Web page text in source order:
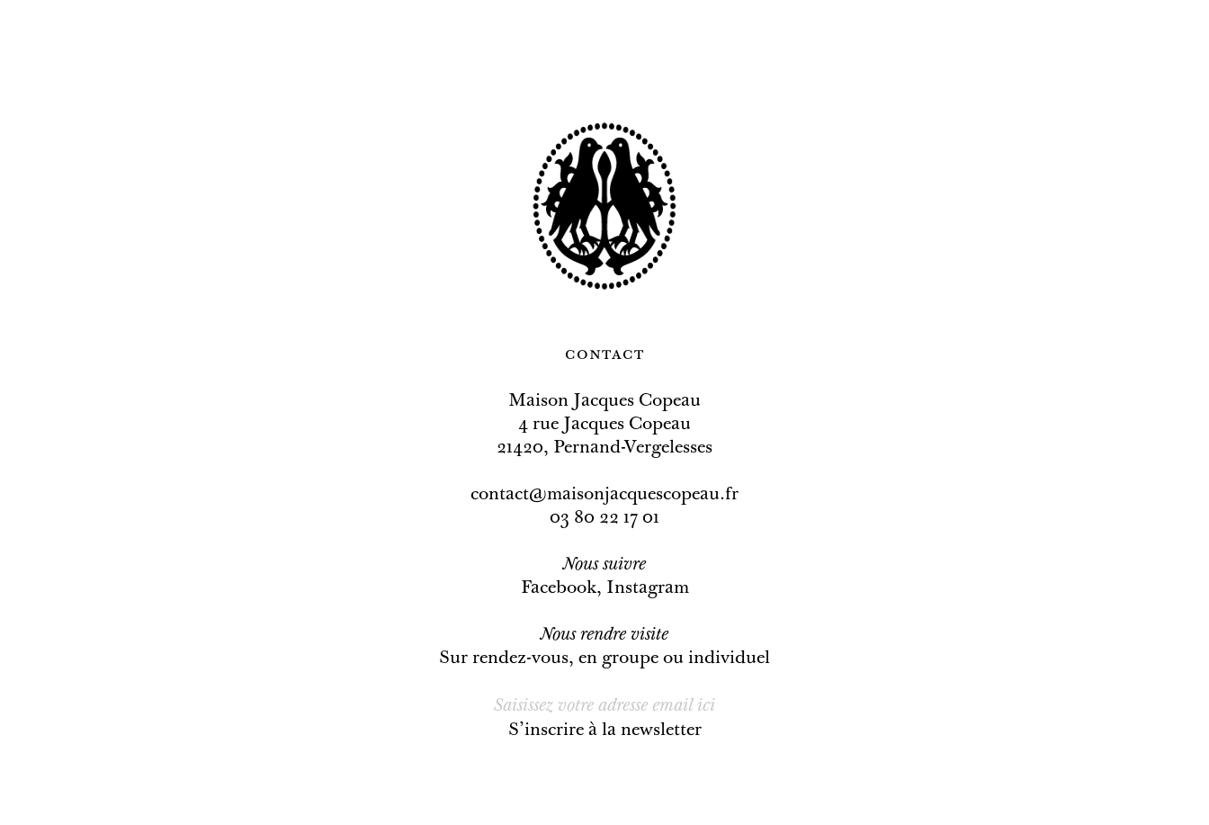
contact
Maison Jacques Copeau
4 rue Jacques Copeau
21420, Pernand-Vergelesses
contact@maisonjacquescopeau.fr
03 80 22 17 01
Nous suivre
Facebook, Instagram
Nous rendre visite
Sur rendez-vous, en groupe ou individuel
S’inscrire à la newsletter